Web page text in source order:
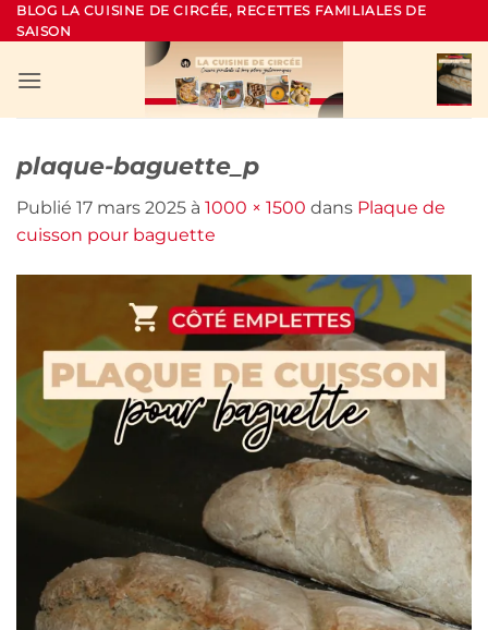
Passer
au
BLOG LA CUISINE DE CIRCÉE, RECETTES FAMILIALES DE
SAISON
plaque-baguette_p
Publié 17 mars 2025 à 1000 × 1500 dans Plaque de
cuisson pour baguette